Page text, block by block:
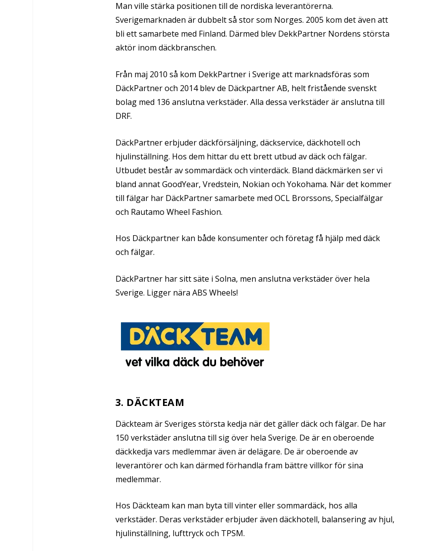
Man ville stärka positionen till de nordiska leverantörerna.
Sverigemarknaden är dubbelt så stor som Norges. 2005 kom det även att
bli ett samarbete med Finland. Därmed blev DekkPartner Nordens största
aktör inom däckbranschen.
Från maj 2010 så kom DekkPartner i Sverige att marknadsföras som
DäckPartner och 2014 blev de Däckpartner AB, helt fristående svenskt
bolag med 136 anslutna verkstäder. Alla dessa verkstäder är anslutna till
DRF.
DäckPartner erbjuder däckförsäljning, däckservice, däckhotell och
hjulinställning. Hos dem hittar du ett brett utbud av däck och fälgar.
Utbudet består av sommardäck och vinterdäck. Bland däckmärken ser vi
bland annat GoodYear, Vredstein, Nokian och Yokohama. När det kommer
till fälgar har DäckPartner samarbete med OCL Brorssons, Specialfälgar
och Rautamo Wheel Fashion.
Hos Däckpartner kan både konsumenter och företag få hjälp med däck
och fälgar.
DäckPartner har sitt säte i Solna, men anslutna verkstäder över hela
Sverige. Ligger nära ABS Wheels!
3. DÄCKTEAM
Däckteam är Sveriges största kedja när det gäller däck och fälgar. De har
150 verkstäder anslutna till sig över hela Sverige. De är en oberoende
däckkedja vars medlemmar även är delägare. De är oberoende av
leverantörer och kan därmed förhandla fram bättre villkor för sina
medlemmar.
Hos Däckteam kan man byta till vinter eller sommardäck, hos alla
verkstäder. Deras verkstäder erbjuder även däckhotell, balansering av hjul,
hjulinställning, lufttryck och TPSM.